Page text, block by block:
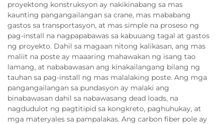
proyektong konstruksyon ay nakikinabang sa mas
kaunting pangangailangan sa crane, mas mababang
gastos sa transportasyon, at mas simple na proseso ng
pag-install na nagpapabawas sa kabuuang tagal at gastos
ng proyekto. Dahil sa magaan nitong kalikasan, ang mas
maliit na poste ay maaaring mahawakan ng isang tao
lamang, at nababawasan ang kinakailangang bilang ng
tauhan sa pag-install ng mas malalaking poste. Ang mga
pangangailangan sa pundasyon ay malaki ang
binabawasan dahil sa nabawasang dead loads, na
nagdudulot ng pagtitipid sa kongkreto, paghuhukay, at
mga materyales sa pampalakas. Ang carbon fiber pole ay